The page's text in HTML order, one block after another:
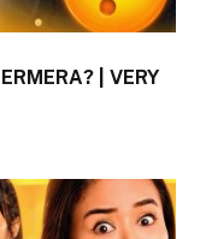
| VERY